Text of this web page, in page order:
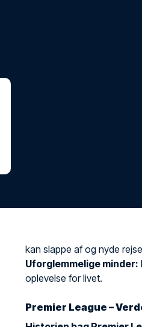
kan slappe af og nyde
Uforglemmelige minder:
oplevelse for livet.
Premier League –